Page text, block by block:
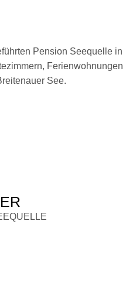
Pension Seequelle in
Ferienwohnungen
See.